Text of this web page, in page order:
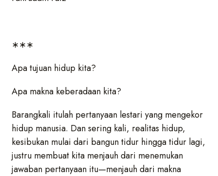
∗∗∗
Apa tujuan hidup kita?
Apa makna keberadaan kita?
Barangkali itulah pertanyaan lestari yang mengekor
hidup manusia. Dan sering kali, realitas hidup,
kesibukan mulai dari bangun tidur hingga tidur lagi,
justru membuat kita menjauh dari menemukan
jawaban pertanyaan itu—menjauh dari makna